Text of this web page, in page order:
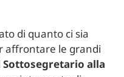
di quanto ci sia
affrontare le grandi
Sottosegretario alla